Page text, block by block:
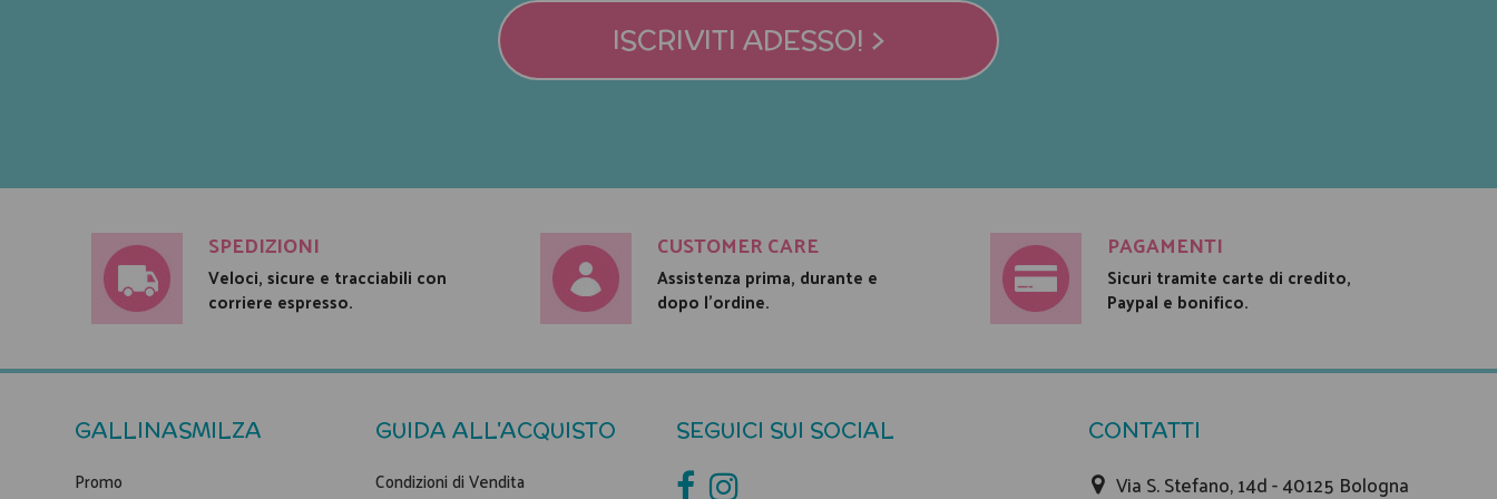
ISCRIVITI ADESSO! >
SPEDIZIONI
Veloci, sicure e tracciabili con
corriere espresso.
CUSTOMER CARE
Assistenza prima, durante e
dopo l'ordine.
PAGAMENTI
Sicuri tramite carte di credito,
Paypal e bonifico.
GALLINASMILZA
Promo
GUIDA ALL'ACQUISTO
Condizioni di Vendita
SEGUICI SUI SOCIAL CONTATTI
Via S. Stefano, 14d - 40125 Bologna